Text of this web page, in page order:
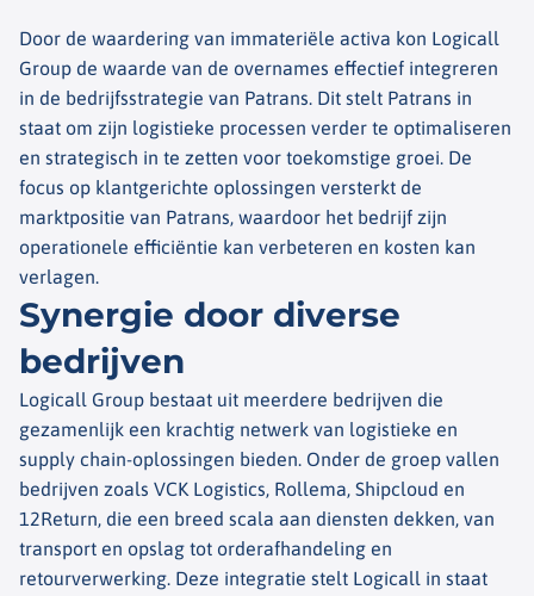
Door de waardering van immateriële activa kon Logicall
Group de waarde van de overnames effectief integreren
in de bedrijfsstrategie van Patrans. Dit stelt Patrans in
staat om zijn logistieke processen verder te optimaliseren
en strategisch in te zetten voor toekomstige groei. De
focus op klantgerichte oplossingen versterkt de
marktpositie van Patrans, waardoor het bedrijf zijn
operationele efficiëntie kan verbeteren en kosten kan
verlagen.
Synergie door diverse
bedrijven
Logicall Group bestaat uit meerdere bedrijven die
gezamenlijk een krachtig netwerk van logistieke en
supply chain-oplossingen bieden. Onder de groep vallen
bedrijven zoals VCK Logistics, Rollema, Shipcloud en
12Return, die een breed scala aan diensten dekken, van
transport en opslag tot orderafhandeling en
retourverwerking. Deze integratie stelt Logicall in staat